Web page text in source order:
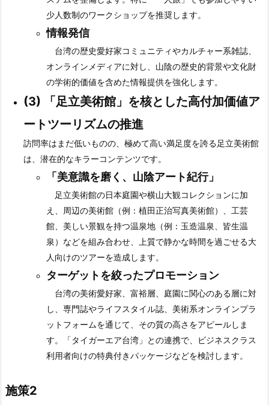
少人数制のワークショップを推奨します。
情報発信
台湾の歴史愛好家コミュニティやカルチャー系雑誌、
オンラインメディアに対し、山陰の歴史的背景や文化財
の学術的価値を含めた情報提供を強化します。
(3)
「足立美術館」を核とした高付加価値ア
ートツーリズムの推進
訪問率はまだ低いものの、極めて高い満足度を誇る足立美術館
は、潜在的なキラーコンテンツです。
「美意識を磨く、山陰アート紀行」
足立美術館の日本庭園や横山大観コレクションに加
え、周辺の美術館（例：植田正治写真美術館）、工芸
館、美しい景観を持つ温泉地（例：玉造温泉、皆生温
泉）などを組み合わせ、上質で静かな時間を過ごせる大
人向けのツアーを造成します。
ターゲットを絞ったプロモーション
台湾の美術愛好家、富裕層、庭園に関心のある層に対
し、専門誌やライフスタイル誌、美術系オンラインプラ
ットフォームを通じて、その質の高さをアピールしま
す。「タイガーエア台湾」との連携で、ビジネスクラス
利用者向けの特典付きパッケージなどを検討します。
施策2